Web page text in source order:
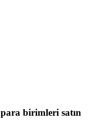
birimleri satın